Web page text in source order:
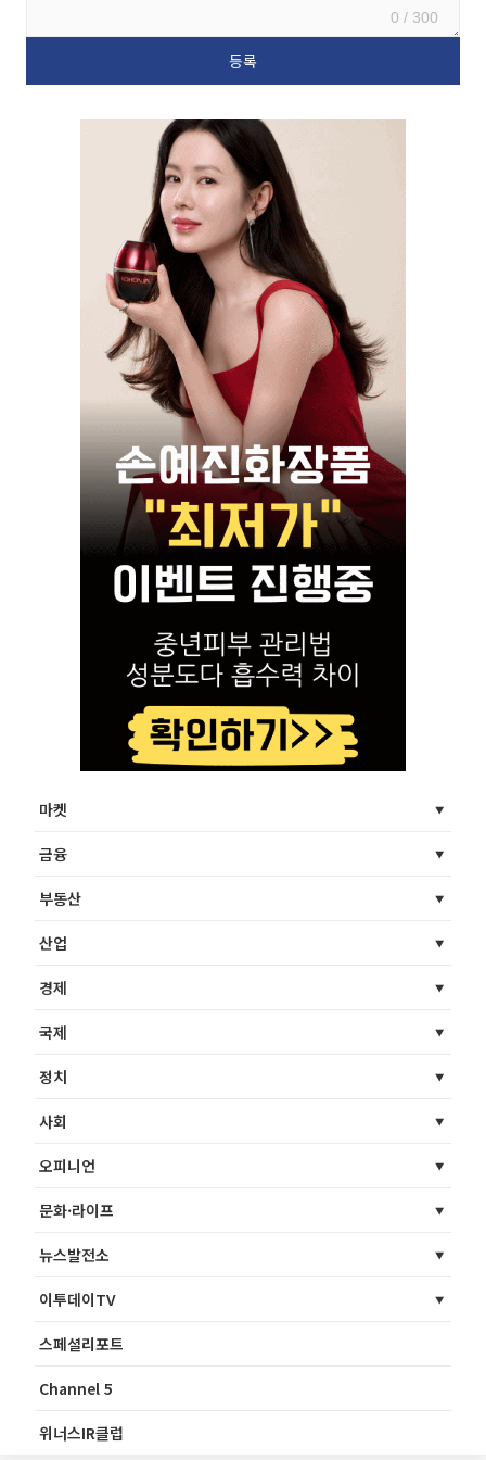
0 / 300
마켓
금융
부동산
산업
경제
국제
정치
사회
오피니언
문화·라이프
뉴스발전소
이투데이TV
스페셜리포트
Channel 5
위너스IR클럽